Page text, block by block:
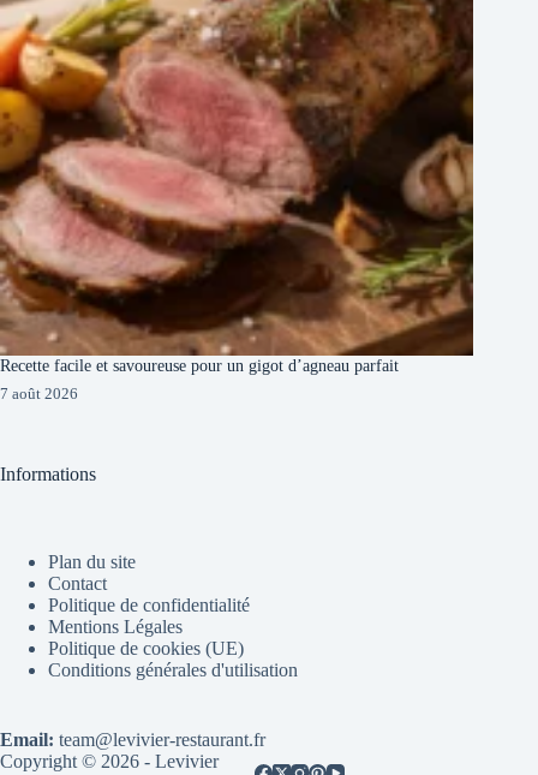
Recette facile et savoureuse pour un gigot d’agneau parfait
7 août 2026
Informations
Plan du site
Contact
Politique de confidentialité
Mentions Légales
Politique de cookies (UE)
Conditions générales d'utilisation
Email: team@levivier-restaurant.fr
Copyright © 2026 - Levivier